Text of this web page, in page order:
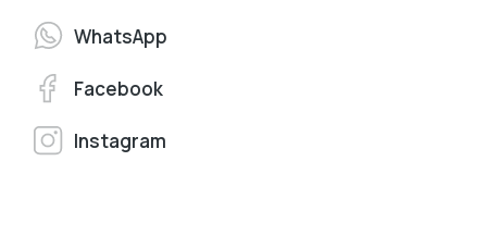
WhatsApp
Facebook
Instagram